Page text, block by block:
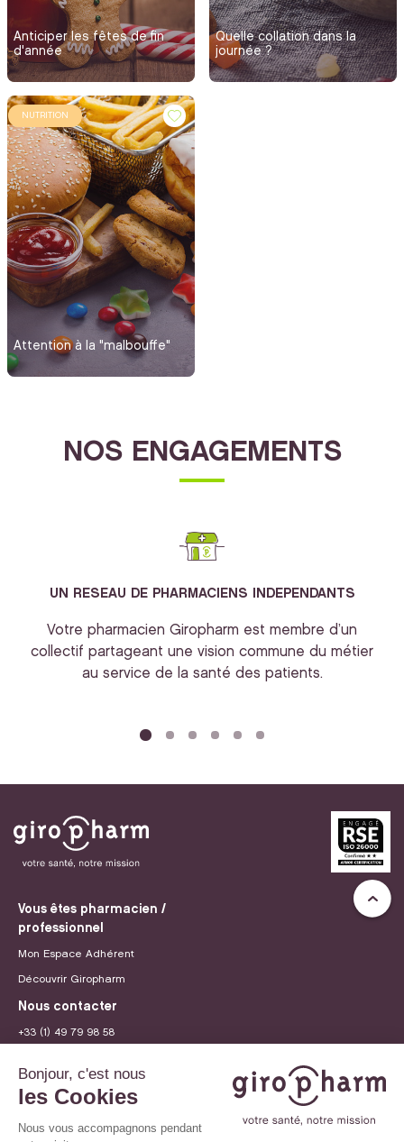
Anticiper les fêtes de fin
d'année
Quelle collation dans la
journée ?
NUTRITION
Attention à la "malbouffe"
NOS ENGAGEMENTS
UN RESEAU DE PHARMACIENS INDEPENDANTS
Votre pharmacien Giropharm est membre d’un
collectif partageant une vision commune du métier
au service de la santé des patients.
Vous êtes pharmacien /
professionnel
Mon Espace Adhérent
Découvrir Giropharm
Nous contacter
+33 (1) 49 79 98 58
Recrutement